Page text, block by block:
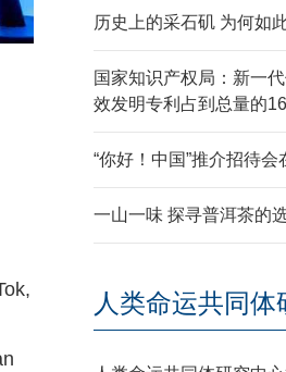
历史上的采石矶 为何如
国家知识产权局：新一
效发明专利占到总量的
“你好！中国”推介招待会
一山一味 探寻普洱茶的
人类命运共同体